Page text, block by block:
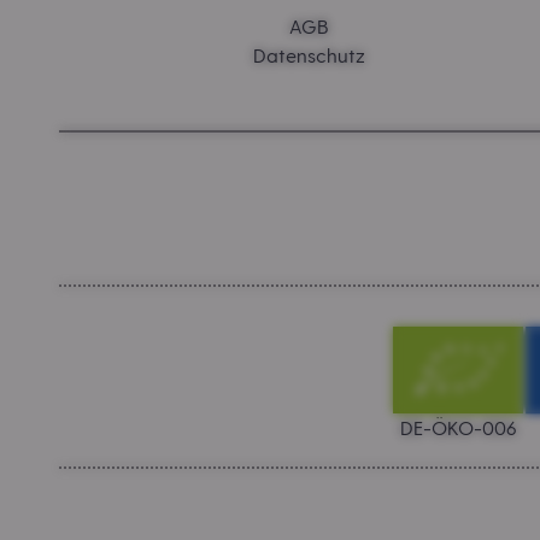
AGB
Datenschutz
DE-ÖKO-006